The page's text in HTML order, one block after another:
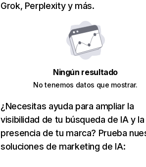
Grok, Perplexity y más.
Ningún resultado
No tenemos datos que mostrar.
¿Necesitas ayuda para ampliar la
visibilidad de tu búsqueda de IA y la
presencia de tu marca? Prueba
soluciones de marketing de IA: